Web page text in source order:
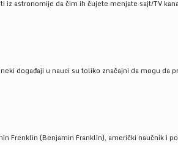
astronomije da čim ih čujete menjate sajt/TV
događaji u nauci su toliko značajni da mogu da
Frenklin (Benjamin Franklin), američki naučnik i